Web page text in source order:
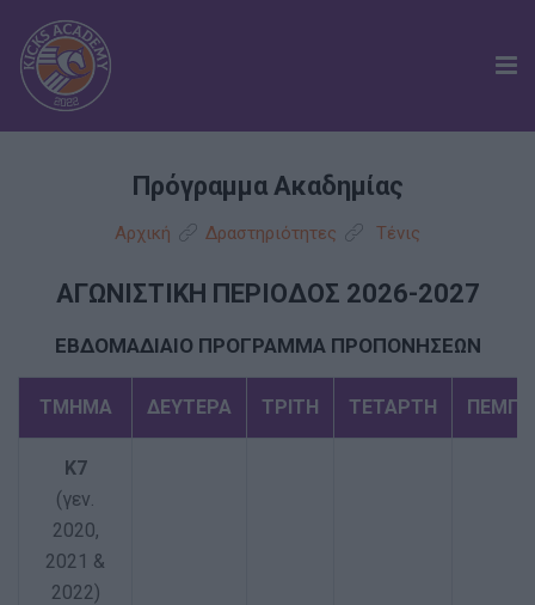
Πρόγραμμα Ακαδημίας
Αρχική Δραστηριότητες Τένις
ΑΓΩΝΙΣΤΙΚΗ ΠΕΡΙΟΔΟΣ 2026-2027
ΕΒΔΟΜΑΔΙΑΙΟ ΠΡΟΓΡΑΜΜΑ ΠΡΟΠΟΝΗΣΕΩΝ
ΤΜΗΜΑ ΔΕΥΤΕΡΑ ΤΡΙΤΗ ΤΕΤΑΡΤΗ
K7
(γεν.
2020,
2021 &
2022)